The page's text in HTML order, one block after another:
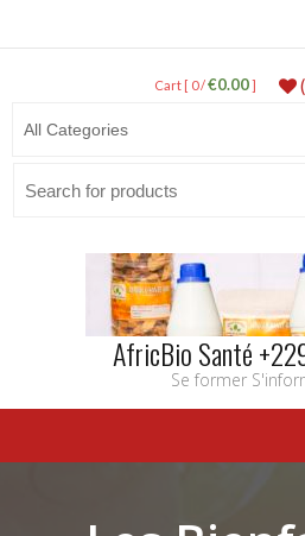
Cart [ 0 /€0.00]
AfricBio Santé
Se former